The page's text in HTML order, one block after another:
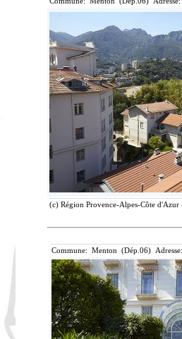
(c) Région Provence-Alpes-Côte
Commune: Menton (Dép.06)